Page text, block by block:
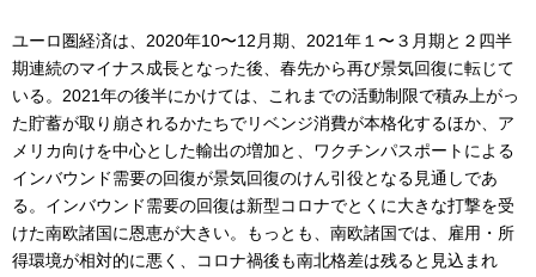
ユーロ圏経済は、2020年10〜12月期、2021年１〜３月期と２四半
期連続のマイナス成長となった後、春先から再び景気回復に転じて
いる。2021年の後半にかけては、これまでの活動制限で積み上がっ
た貯蓄が取り崩されるかたちでリベンジ消費が本格化するほか、ア
メリカ向けを中心とした輸出の増加と、ワクチンパスポートによる
インバウンド需要の回復が景気回復のけん引役となる見通しであ
る。インバウンド需要の回復は新型コロナでとくに大きな打撃を受
けた南欧諸国に恩恵が大きい。もっとも、南欧諸国では、雇用・所
得環境が相対的に悪く、コロナ禍後も南北格差は残ると見込まれ